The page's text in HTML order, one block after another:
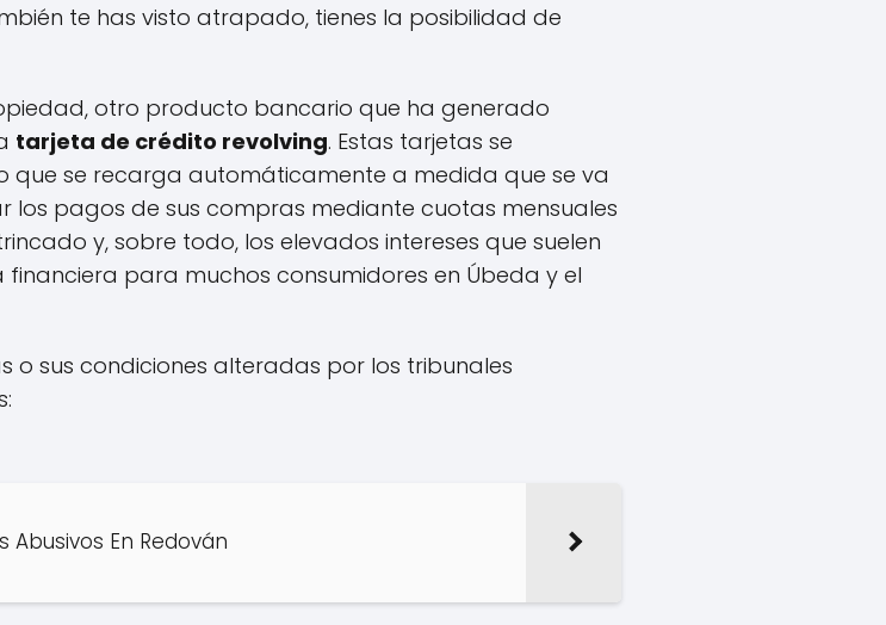
te has visto atrapado, tienes la posibilidad de
otro producto bancario que ha generado
tarjeta de crédito revolving. Estas tarjetas se
que se recarga automáticamente a medida que se va
los pagos de sus compras mediante cuotas mensuales
y, sobre todo, los elevados intereses que suelen
para muchos consumidores en Úbeda y el
o sus condiciones alteradas por los tribunales
En Redován